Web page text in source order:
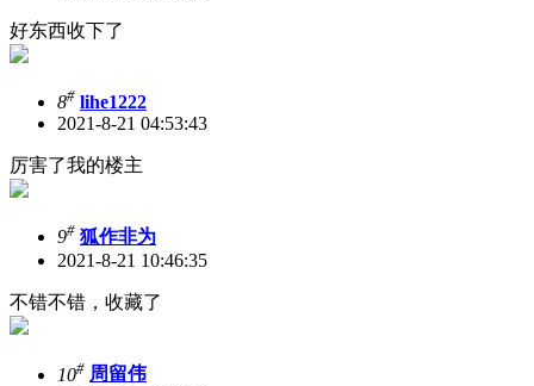
好东西收下了
8# lihe1222
2021-8-21 04:53:43
厉害了我的楼主
9# 狐作非为
2021-8-21 10:46:35
不错不错，收藏了
10# 周留伟